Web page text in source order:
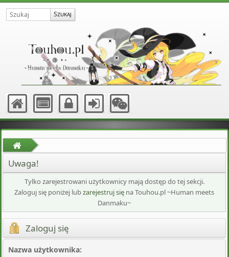
Uwaga!
Tylko zarejestrowani użytkownicy mają dostęp do tej sekcji.
Zaloguj się poniżej lubzarejestruj się na Touhou.pl ~Human meets
Danmaku~
Zaloguj się
Nazwa użytkownika: